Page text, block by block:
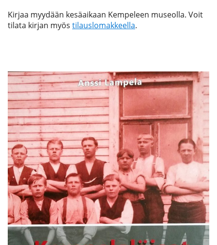
Kirjaa myydään kesäaikaan Kempeleen museolla. Voit
tilata kirjan myös tilauslomakkeella.